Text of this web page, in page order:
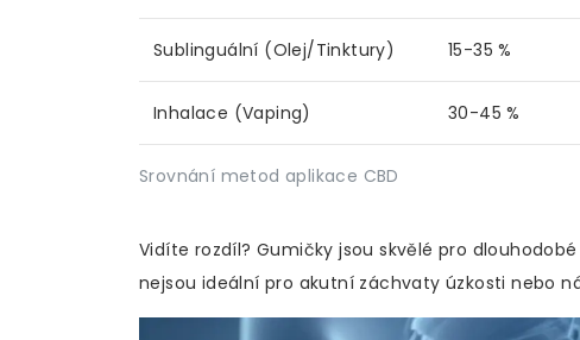
Srovnání metod aplikace CBD
Sublinguální (Olej/Tinktury) 15-35 %
Inhalace (Vaping) 30-45 %
Vidíte rozdíl? Gumičky jsou skvělé pro
nejsou ideální pro akutní záchvaty úzkosti nebo